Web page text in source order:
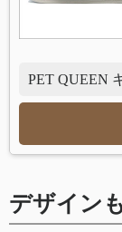
PET QUEEN
デザイン